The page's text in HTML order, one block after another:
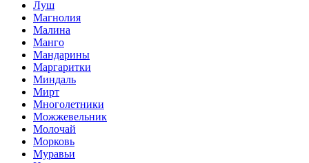
Луш
Магнолия
Малина
Манго
Мандарины
Маргаритки
Миндаль
Мирт
Многолетники
Можжевельник
Молочай
Морковь
Муравьи